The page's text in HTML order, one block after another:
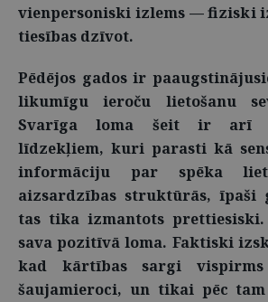
vienpersoniski izlems — fiziski
tiesības dzīvot.
Pēdējos gados ir
likumīgu ieroču lietošanu
Svarīga loma šeit ir arī
līdzekļiem, kuri parasti kā
informāciju par spēka
aizsardzības struktūrās, īpaši
tas tika izmantots
sava pozitīvā loma. Faktiski
kad kārtības sargi
šaujamieroci, un tikai pēc